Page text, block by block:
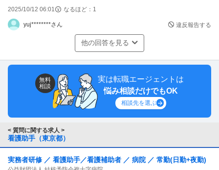
2025/10/12 06:01 なるほど： 1
yuj********さん 違反報告する
他の回答を見る
無料
相談
実は転職エージェントは
悩み相談だけでもOK
相談先を選ぶ
< 質問に関する求人 >
看護助手（東京都）
実務者研修 ／ 看護助手／看護補助者 ／ 病院 ／ 常勤(日勤+夜勤)